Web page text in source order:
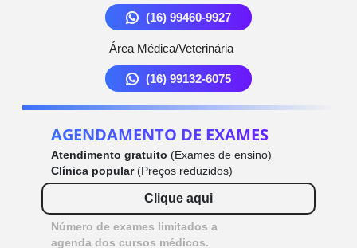
(16) 99460-9927
Área Médica/Veterinária
(16) 99132-6075
AGENDAMENTO DE EXAMES
Atendimento gratuito (Exames de ensino)
Clínica popular(Preços reduzidos)
Clique aqui
Número de exames limitados a
agenda dos cursos médicos.